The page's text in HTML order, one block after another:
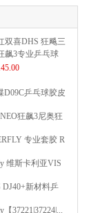
双喜DHS 狂飚三
飙3专业乒乓球
性反胶套胶...
D09C乒乓球胶皮
狂飙3尼奥狂
专业套胶 R
维斯卡利亚VIS
DJ40+新材料乒
37221|37224|...